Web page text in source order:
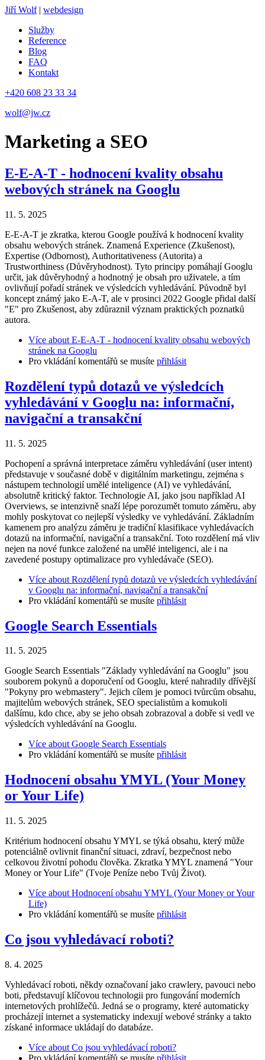
Jiří Wolf | webdesign
Služby
Reference
Blog
FAQ
Kontakt
+420 608 23 33 34
wolf@jw.cz
Marketing a SEO
E-E-A-T - hodnocení kvality obsahu
webových stránek na Googlu
11. 5. 2025
E-E-A-T je zkratka, kterou Google používá k hodnocení kvality
obsahu webových stránek. Znamená Experience (Zkušenost),
Expertise (Odbornost), Authoritativeness (Autorita) a
Trustworthiness (Důvěryhodnost). Tyto principy pomáhají Googlu
určit, jak důvěryhodný a hodnotný je obsah pro uživatele, a tím
ovlivňují pořadí stránek ve výsledcích vyhledávání. Původně byl
koncept známý jako E-A-T, ale v prosinci 2022 Google přidal další
"E" pro Zkušenost, aby zdůraznil význam praktických poznatků
autora.
Více about E-E-A-T - hodnocení kvality obsahu webových
stránek na Googlu
Pro vkládání komentářů se musíte přihlásit
Rozdělení typů dotazů ve výsledcích
vyhledávání v Googlu na: informační,
navigační a transakční
11. 5. 2025
Pochopení a správná interpretace záměru vyhledávání (user intent)
představuje v současné době v digitálním marketingu, zejména s
nástupem technologií umělé inteligence (AI) ve vyhledávání,
absolutně kritický faktor. Technologie AI, jako jsou například AI
Overviews, se intenzivně snaží lépe porozumět tomuto záměru, aby
mohly poskytovat co nejlepší výsledky ve vyhledávání. Základním
kamenem pro analýzu záměru je tradiční klasifikace vyhledávacích
dotazů na informační, navigační a transakční. Toto rozdělení má vliv
nejen na nové funkce založené na umělé inteligenci, ale i na
zavedené postupy optimalizace pro vyhledávače (SEO).
Více about Rozdělení typů dotazů ve výsledcích vyhledávání
v Googlu na: informační, navigační a transakční
Pro vkládání komentářů se musíte přihlásit
Google Search Essentials
11. 5. 2025
Google Search Essentials "Základy vyhledávání na Googlu" jsou
souborem pokynů a doporučení od Googlu, které nahradily dřívější
"Pokyny pro webmastery". Jejich cílem je pomoci tvůrcům obsahu,
majitelům webových stránek, SEO specialistům a komukoli
dalšímu, kdo chce, aby se jeho obsah zobrazoval a dobře si vedl ve
výsledcích vyhledávání na Googlu.
Více about Google Search Essentials
Pro vkládání komentářů se musíte přihlásit
Hodnocení obsahu YMYL (Your Money
or Your Life)
11. 5. 2025
Kritérium hodnocení obsahu YMYL se týká obsahu, který může
potenciálně ovlivnit finanční situaci, zdraví, bezpečnost nebo
celkovou životní pohodu člověka. Zkratka YMYL znamená "Your
Money or Your Life" (Tvoje Peníze nebo Tvůj Život).
Více about Hodnocení obsahu YMYL (Your Money or Your
Life)
Pro vkládání komentářů se musíte přihlásit
Co jsou vyhledávací roboti?
8. 4. 2025
Vyhledávací roboti, někdy označovaní jako crawlery, pavouci nebo
boti, představují klíčovou technologii pro fungování moderních
internetových prohlížečů. Jedná se o programy, které automaticky
procházejí internet a systematicky indexují webové stránky a takto
získané informace ukládají do databáze.
Více about Co jsou vyhledávací roboti?
Pro vkládání komentářů se musíte přihlásit